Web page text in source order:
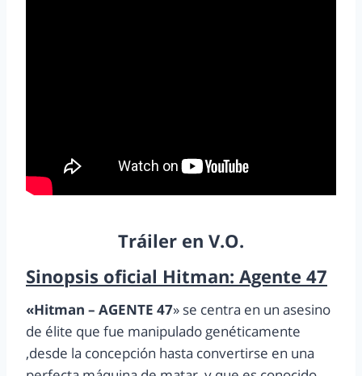
Tráiler en V.O.
Sinopsis oficial Hitman: Agente 47
«Hitman – AGENTE 47» se centra en un asesino
de élite que fue manipulado genéticamente
,desde la concepción hasta convertirse en una